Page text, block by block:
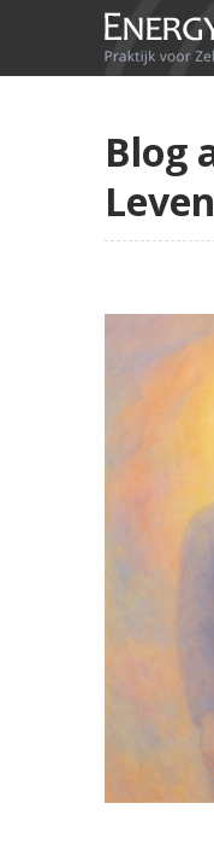
Blog